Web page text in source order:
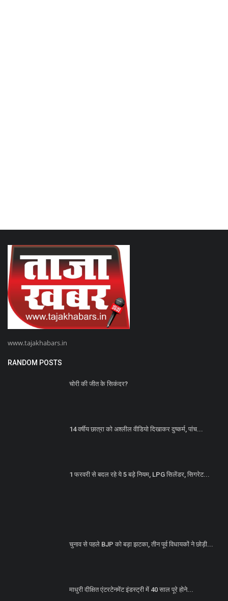
www.tajakhabars.in
RANDOM POSTS
चोरी की जीत के सिकंदर?
14 वर्षीय छात्रा को अश्लील वीडियो दिखाकर दुष्कर्म, पांच...
1 फरवरी से बदल रहे ये 5 बड़े नियम, LPG सिलेंडर, सिगरेट...
चुनाव से पहले BJP को बड़ा झटका, तीन पूर्व विधायकों ने छोड़ी...
माधुरी दीक्षित एंटरटेनमेंट इंडस्ट्री में 40 साल पूरे होने...